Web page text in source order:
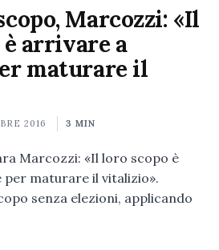
Marcozzi: «Il
è arrivare a
maturare il
2016 3 MIN
Marcozzi: «Il loro scopo è
maturare il vitalizio».
senza elezioni, applicando